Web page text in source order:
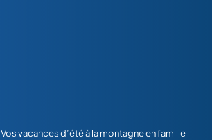
Vos vacances d’été à la montagne en famille